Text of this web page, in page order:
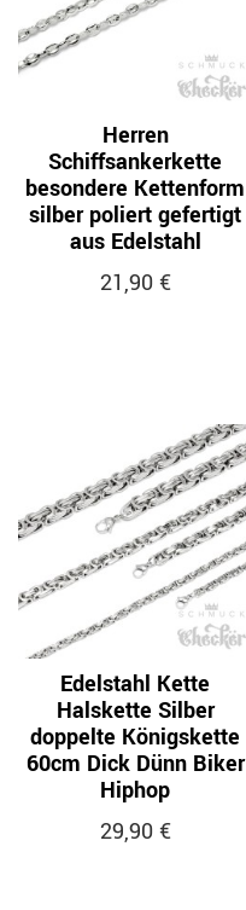
Herren
Schiffsankerkette
besondere Kettenform
silber poliert gefertigt
aus Edelstahl
21,90 €
Edelstahl Kette
Halskette Silber
doppelte Königskette
60cm Dick Dünn Biker
Hiphop
29,90 €